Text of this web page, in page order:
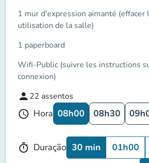
1 mur d'expression aimanté (effacer
utilisation de la salle)
1 paperboard
Wifi-Public (suivre les instructions
connexion)
person 22 assentos
schedule Hora 08h00 08h30
timer Duração 30 min 01h00